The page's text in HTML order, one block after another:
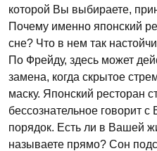
которой Вы выбираете,
Почему именно японский
сне? Что в нем так
По Фрейду, здесь может
замена, когда скрытое
маску. Японский ресторан
бессознательное говорит
порядок. Есть ли в Вашей
называете прямо? Сон